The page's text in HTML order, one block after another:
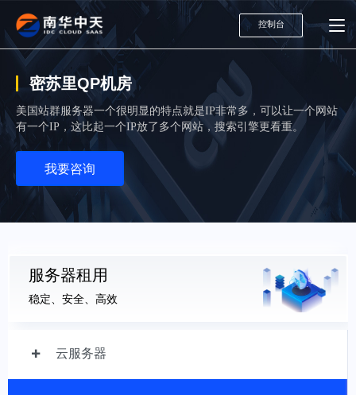
控制台
密苏里QP机房
美国站群服务器一个很明显的特点就是IP非常多，可以让一个网站
有一个IP，这比起一个IP放了多个网站，搜索引擎更看重。
我要咨询
服务器租用
稳定、安全、高效
云服务器